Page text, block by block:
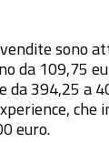
sono
da 109,75
394,25 a
che
euro.